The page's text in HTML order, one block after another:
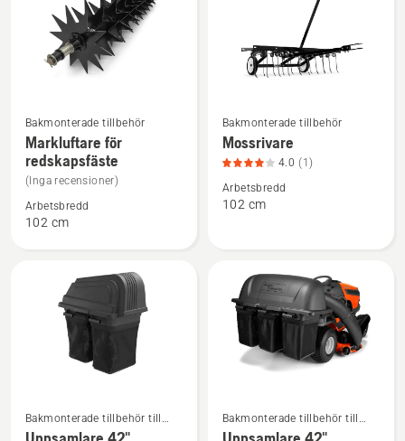
Se
mer
information
om
Markluftare
för
Bakmonterade tillbehör
Markluftare för
redskapsfäste
(Inga recensioner)
Arbetsbredd
102 cm
Se
mer
information
om
Mossrivare,
Bakmonterade tillbehör
Mossrivare
4.0 (1)
Arbetsbredd
102 cm
merBakmonterade tillbehör till
trädgårdstraktorer
merBakmonterade tillbehör till
trädgårdstraktorer